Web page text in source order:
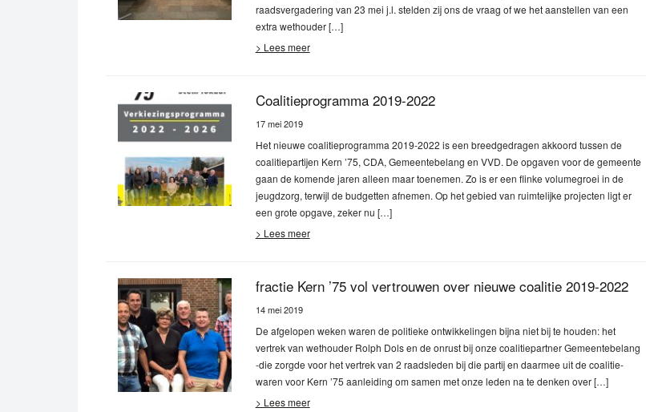
raadsvergadering van 23 mei j.l. stelden zij ons de vraag of we het aanstellen van een
extra wethouder […]
> Lees meer
Coalitieprogramma 2019-2022
17 mei 2019
Het nieuwe coalitieprogramma 2019-2022 is een breedgedragen akkoord tussen de
coalitiepartijen Kern ’75, CDA, Gemeentebelang en VVD. De opgaven voor de gemeente
gaan de komende jaren alleen maar toenemen. Zo is er een flinke volumegroei in de
jeugdzorg, terwijl de budgetten afnemen. Op het gebied van ruimtelijke projecten ligt er
een grote opgave, zeker nu […]
> Lees meer
fractie Kern ’75 vol vertrouwen over nieuwe coalitie 2019-2022
14 mei 2019
De afgelopen weken waren de politieke ontwikkelingen bijna niet bij te houden: het
vertrek van wethouder Rolph Dols en de onrust bij onze coalitiepartner Gemeentebelang
-die zorgde voor het vertrek van 2 raadsleden bij die partij en daarmee uit de coalitie-
waren voor Kern ’75 aanleiding om samen met onze leden na te denken over […]
> Lees meer